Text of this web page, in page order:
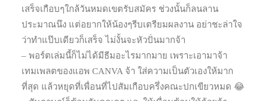
เสร็จเกือบๆใกล้วันหมดเขตรับสมัคร ช่วงนั้นก็ลนลาน
ประมาณนึง แต่อยากให้น้องๆรีบเตรียมผลงาน อย่าชะล่าใจ
ว่าทำแป๊บเดียวก็เสร็จ ไม่งั้นจะหัวปั่นมากจ้า
– พอร์ตเล่มนี้ก็ไม่ได้มีธีมอะไรมากมาย เพราะเอามาจ้า
เทมเพลตของแอพ CANVA จ้า ใส่ความเป็นตัวเองให้มาก
ที่สุด แล้วหยุดที่เพื่อนที่ไปสัมเกือบครึ่งคณะปกเขียวหมด 😂